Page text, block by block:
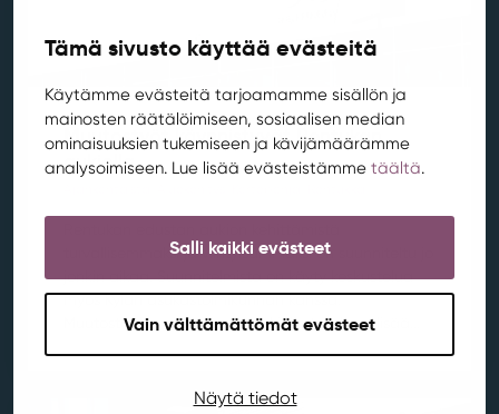
Tämä sivusto käyttää evästeitä
Käytämme evästeitä tarjoamamme sisällön ja
mainosten räätälöimiseen, sosiaalisen median
ominaisuuksien tukemiseen ja kävijämäärämme
analysoimiseen. Lue lisää evästeistämme täältä.
Salli kaikki evästeet
Vain välttämättömät evästeet
Näytä tiedot
Muutostyöt käynnistyvät Rentukan
aukiolla
turvallisemmaksi ja viihtyisämmäksi on suunniteltu jo
jonkin aikaa. Suunnitelmista on käyty keskustelua
myös Kylän asukastoimikunnan kanssa.
Muutostöiden yhteydessä aukiolle tuodaan lisää...